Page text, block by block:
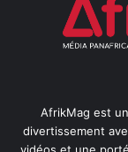
AfrikMag est
divertissement